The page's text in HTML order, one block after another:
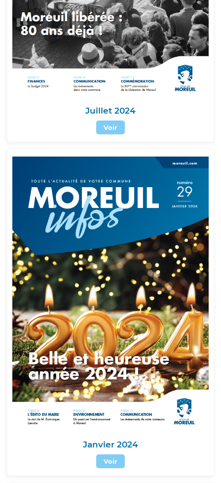
Juillet 2024
Voir
Janvier 2024
Voir